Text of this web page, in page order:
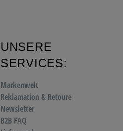
UNSERE
SERVICES:
Markenwelt
Reklamation & Retoure
Newsletter
B2B FAQ